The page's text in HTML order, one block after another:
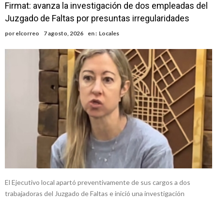
Firmat: avanza la investigación de dos empleadas del
Juzgado de Faltas por presuntas irregularidades
por elcorreo 7 agosto, 2026 en : Locales
El Ejecutivo local apartó preventivamente de sus cargos a dos
trabajadoras del Juzgado de Faltas e inició una investigación